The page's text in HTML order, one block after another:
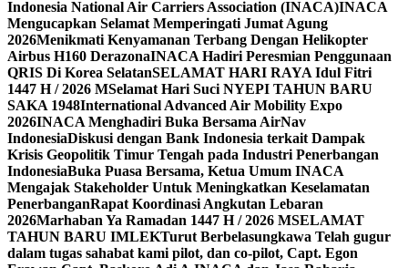
Indonesia National Air Carriers Association (INACA)INACA
Mengucapkan Selamat Memperingati Jumat Agung
2026Menikmati Kenyamanan Terbang Dengan Helikopter
Airbus H160 DerazonaINACA Hadiri Peresmian Penggunaan
QRIS Di Korea SelatanSELAMAT HARI RAYA Idul Fitri
1447 H / 2026 MSelamat Hari Suci NYEPI TAHUN BARU
SAKA 1948International Advanced Air Mobility Expo
2026INACA Menghadiri Buka Bersama AirNav
IndonesiaDiskusi dengan Bank Indonesia terkait Dampak
Krisis Geopolitik Timur Tengah pada Industri Penerbangan
IndonesiaBuka Puasa Bersama, Ketua Umum INACA
Mengajak Stakeholder Untuk Meningkatkan Keselamatan
PenerbanganRapat Koordinasi Angkutan Lebaran
2026Marhaban Ya Ramadan 1447 H / 2026 MSELAMAT
TAHUN BARU IMLEKTurut Berbelasungkawa Telah gugur
dalam tugas sahabat kami pilot, dan co-pilot, Capt. Egon